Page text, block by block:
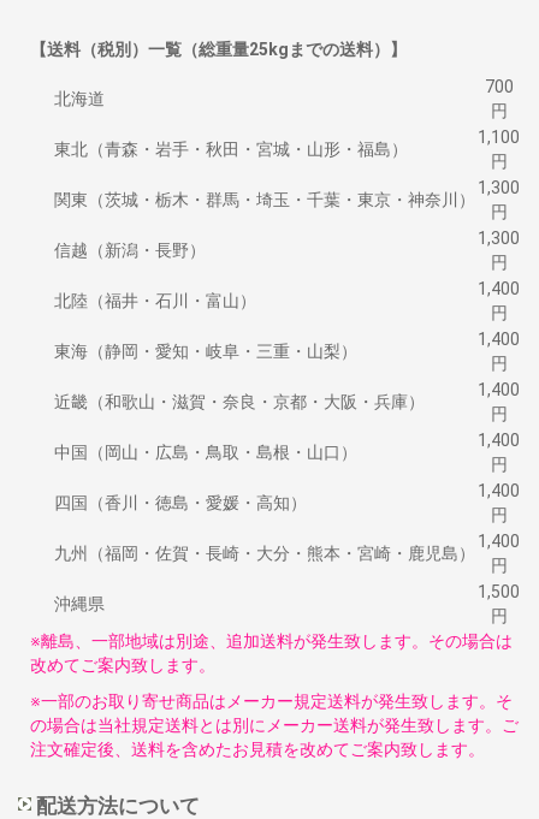
【送料（税別）一覧（総重量25kgまでの送料）】
北海道
700
円
東北（青森・岩手・秋田・宮城・山形・福島）
1,100
円
関東（茨城・栃木・群馬・埼玉・千葉・東京・神奈川）
1,300
円
信越（新潟・長野）
1,300
円
北陸（福井・石川・富山）
1,400
円
東海（静岡・愛知・岐阜・三重・山梨）
1,400
円
近畿（和歌山・滋賀・奈良・京都・大阪・兵庫）
1,400
円
中国（岡山・広島・鳥取・島根・山口）
1,400
円
四国（香川・徳島・愛媛・高知）
1,400
円
九州（福岡・佐賀・長崎・大分・熊本・宮崎・鹿児島）
1,400
円
沖縄県
1,500
円
※離島、一部地域は別途、追加送料が発生致します。その場合は
改めてご案内致します。
※一部のお取り寄せ商品はメーカー規定送料が発生致します。そ
の場合は当社規定送料とは別にメーカー送料が発生致します。ご
注文確定後、送料を含めたお見積を改めてご案内致します。
配送方法について